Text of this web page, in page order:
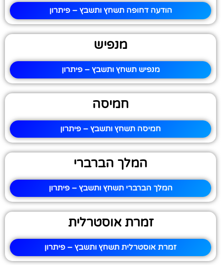
הודעה דחופה תשחץ ותשבץ – פיתרון
מנפיש
מנפיש תשחץ ותשבץ – פיתרון
חמיסה
חמיסה תשחץ ותשבץ – פיתרון
המלך הברברי
המלך הברברי תשחץ ותשבץ – פיתרון
זמרת אוסטרלית
זמרת אוסטרלית תשחץ ותשבץ – פיתרון